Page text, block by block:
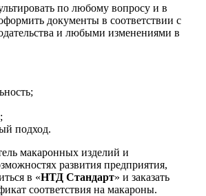
по любому вопросу и в
документы в соответствии с
и любыми изменениями в
подход.
макаронных изделий и
развития предприятия,
в «НТД Стандарт» и заказать
соответствия на макароны.